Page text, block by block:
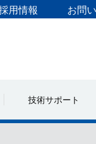
用情報 お問
技術サポート